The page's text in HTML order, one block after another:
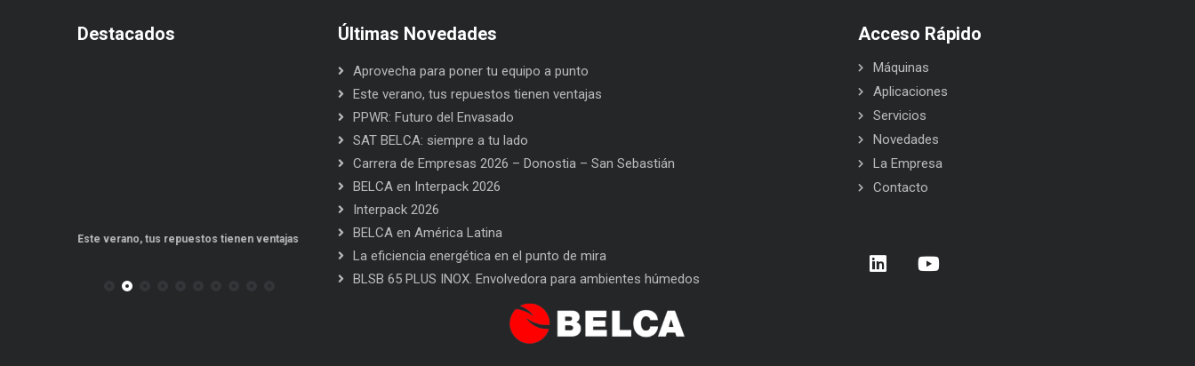
Destacados
Este verano, tus repuestos tienen ventajas PPWR: Futuro del Envasado
Últimas Novedades
Aprovecha para poner tu equipo a punto
Este verano, tus repuestos tienen ventajas
PPWR: Futuro del Envasado
SAT BELCA: siempre a tu lado
Carrera de Empresas 2026 – Donostia – San Sebastián
BELCA en Interpack 2026
Interpack 2026
BELCA en América Latina
La eficiencia energética en el punto de mira
BLSB 65 PLUS INOX. Envolvedora para ambientes húmedos
Acceso Rápido
Máquinas
Aplicaciones
Servicios
Novedades
La Empresa
Contacto